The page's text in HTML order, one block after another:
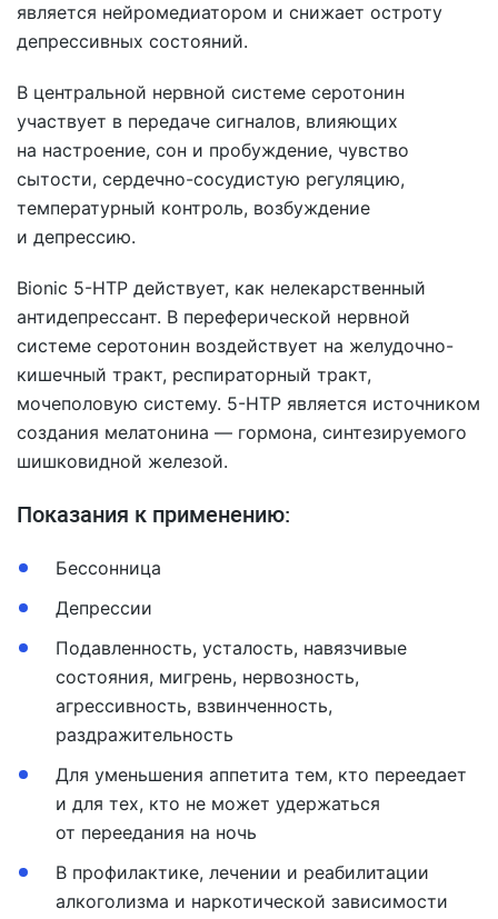
является нейромедиатором и снижает остроту
депрессивных состояний.
В центральной нервной системе серотонин
участвует в передаче сигналов, влияющих
на настроение, сон и пробуждение, чувство
сытости, сердечно-сосудистую регуляцию,
температурный контроль, возбуждение
и депрессию.
Bionic 5-HTP действует, как нелекарственный
антидепрессант. В переферической нервной
системе серотонин воздействует на желудочно-
кишечный тракт, респираторный тракт,
мочеполовую систему. 5-HTP является источником
создания мелатонина — гормона, синтезируемого
шишковидной железой.
Показания к применению:
Бессонница
Депрессии
Подавленность, усталость, навязчивые
состояния, мигрень, нервозность,
агрессивность, взвинченность,
раздражительность
Для уменьшения аппетита тем, кто переедает
и для тех, кто не может удержаться
от переедания на ночь
В профилактике, лечении и реабилитации
алкоголизма и наркотической зависимости